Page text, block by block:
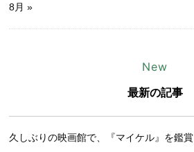
8月 »
New
最新の記事
久しぶりの映画館で、『マイケル』を鑑賞